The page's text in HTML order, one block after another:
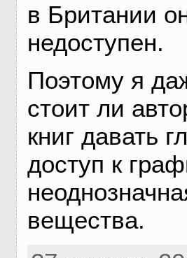
в Британии
недоступен.
Поэтому я
стоит ли
книг давать
доступ к
вещества.